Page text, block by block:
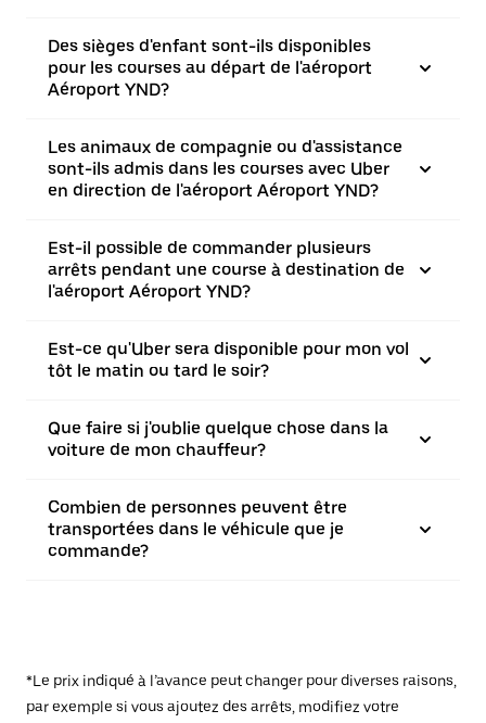
Des sièges d'enfant sont-ils disponibles
pour les courses au départ de l'aéroport
Aéroport YND?
Les animaux de compagnie ou d'assistance
sont-ils admis dans les courses avec Uber
en direction de l'aéroport Aéroport YND?
Est-il possible de commander plusieurs
arrêts pendant une course à destination de
l'aéroport Aéroport YND?
Est-ce qu'Uber sera disponible pour mon vol
tôt le matin ou tard le soir?
Que faire si j'oublie quelque chose dans la
voiture de mon chauffeur?
Combien de personnes peuvent être
transportées dans le véhicule que je
commande?
*Le prix indiqué à l’avance peut changer pour diverses raisons,
par exemple si vous ajoutez des arrêts, modifiez votre